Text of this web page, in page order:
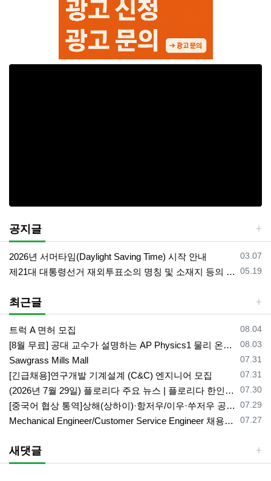
공지글
등록일
03.07
2026년 서머타임(Daylight Saving Time) 시작 안내
등록일
05.19
제21대 대통령선거 재외투표소의 명칭 및 소재지 등의 공고/올랜도 제외 투표소
최근글
등록일
08.04
트럭 A 면허 모집
등록일
08.03
[8월 무료] 공대 교수가 설명하는 AP Physics1 물리 온라인 강의
등록일
07.31
Sawgrass Mills Mall
등록일
07.31
[긴급채용]연구개발 기계설계 (C&C) 엔지니어 모집
등록일
07.30
(2026년 7월 29일) 플로리다 주요 뉴스 | 플로리다 한인 닷컴
등록일
07.29
[중국어 협상 통역]상해(상하이)·항저우/이우·쑤저우 공급·제조 업체,공장 미팅 & 전시회 한중 원어민 프리랜서 비즈니스 통역사
등록일
07.27
Mechanical Engineer/Customer Service Engineer 채용중입니다.
새댓글